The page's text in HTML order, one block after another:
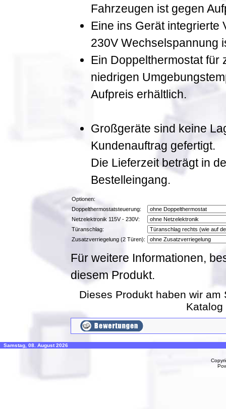
Fahrzeugen ist gegen
Eine ins Gerät integrierte
230V Wechselspannung
Ein Doppelthermostat für
niedrigen
Aufpreis erhältlich.
Großgeräte sind keine
Kundenauftrag gefertigt.
Die Lieferzeit beträgt in
Bestelleingang.
Optionen:
Doppelthermostatsteuerung:
Netzelektronik 115V - 230V:
Türanschlag:
Zusatzverriegelung (2 Türen):
Für weitere Informationen,
diesem Produkt.
Dieses Produkt haben wir
Samstag, 08. August 2026